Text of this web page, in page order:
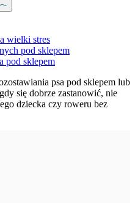
wielki stres
pod sklepem
pod sklepem
psa pod sklepem lub
się dobrze zastanowić, nie
dziecka czy roweru bez